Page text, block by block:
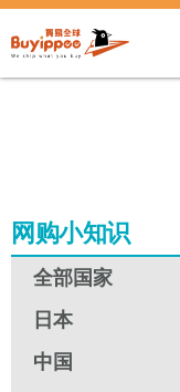
网购小知识
全部国家
日本
中国